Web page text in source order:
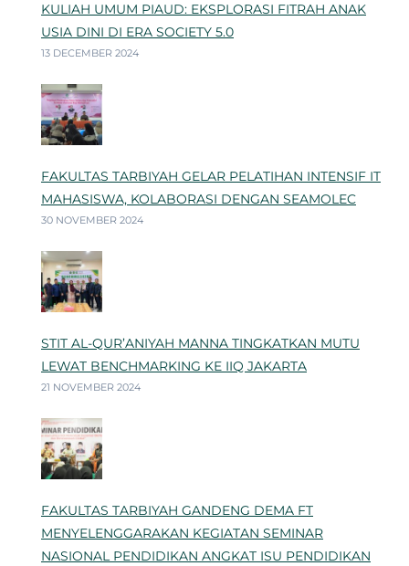
KULIAH UMUM PIAUD: EKSPLORASI FITRAH ANAK
USIA DINI DI ERA SOCIETY 5.0
13 DECEMBER 2024
FAKULTAS TARBIYAH GELAR PELATIHAN INTENSIF IT
MAHASISWA, KOLABORASI DENGAN SEAMOLEC
30 NOVEMBER 2024
STIT AL-QUR’ANIYAH MANNA TINGKATKAN MUTU
LEWAT BENCHMARKING KE IIQ JAKARTA
21 NOVEMBER 2024
FAKULTAS TARBIYAH GANDENG DEMA FT
MENYELENGGARAKAN KEGIATAN SEMINAR
NASIONAL PENDIDIKAN ANGKAT ISU PENDIDIKAN